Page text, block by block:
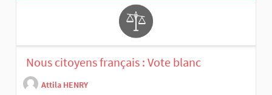
Nous citoyens français : Vote blanc
Attila HENRY